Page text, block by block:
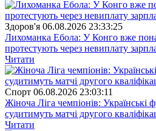
Здоров'я 06.08.2026 23:33:25
Лихоманка Ебола: У Конго вже
протестують через невиплату
Читати
Спорт 06.08.2026 23:03:11
Жіноча Ліга чемпіонів: Українські
судитимуть матчі другого
Читати